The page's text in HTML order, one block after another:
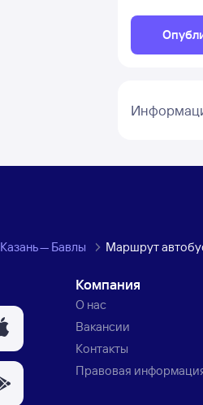
Казань — Бавлы Маршрут
Компания
О нас
Вакансии
Контакты
Правовая